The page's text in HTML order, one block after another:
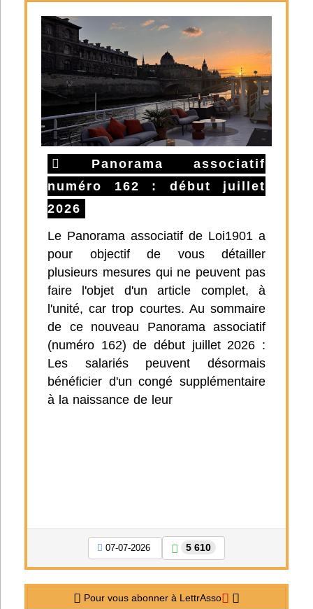
Panorama associatif
numéro 162 : début juillet
2026
Le Panorama associatif de Loi1901 a
pour objectif de vous détailler
plusieurs mesures qui ne peuvent pas
faire l'objet d'un article complet, à
l'unité, car trop courtes. Au sommaire
de ce nouveau Panorama associatif
(numéro 162) de début juillet 2026 :
Les salariés peuvent désormais
bénéficier d'un congé supplémentaire
à la naissance de leur
07-07-2026 5 610
Pour vous abonner à LettrAsso